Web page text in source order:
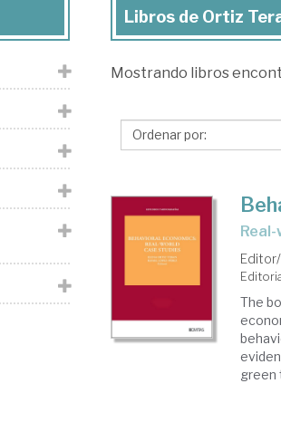
Libros
Ortiz
Elena
Libros de Ortiz
Mostrando libros
Editor/
The
green